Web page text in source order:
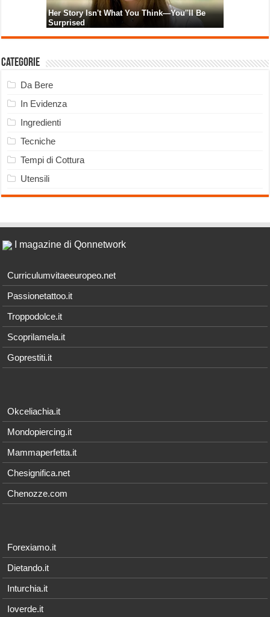
Categorie
Da Bere
In Evidenza
Ingredienti
Tecniche
Tempi di Cottura
Utensili
I magazine di Qonnetwork
Curriculumvitaeeuropeo.net
Passionetattoo.it
Troppodolce.it
Scoprilamela.it
Goprestiti.it
Okceliachia.it
Mondopiercing.it
Mammaperfetta.it
Chesignifica.net
Chenozze.com
Forexiamo.it
Dietando.it
Inturchia.it
Ioverde.it